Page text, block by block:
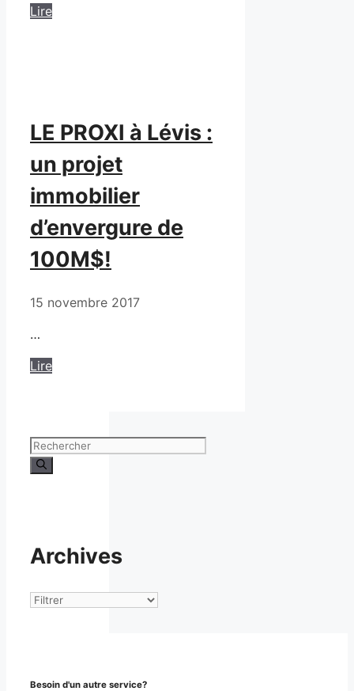
Lire
LE PROXI à Lévis :
un projet
immobilier
d’envergure de
100M$!
15 novembre 2017
…
Lire
Rechercher :
Archives
Archives
Besoin d'un autre service?